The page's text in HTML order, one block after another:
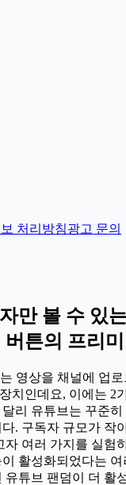
처리방침광고 문의
만 볼 수 있
튼의 프리
영상을 채널에 업
치인데요, 이에는
리 유튜브는 꾸준
. 구독자 규모가
여러 가지를 실
활성화되었다는
튜브 팬덤이 더 활